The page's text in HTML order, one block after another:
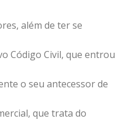
além de ter se
Código Civil, que entrou
o seu antecessor de
que trata do